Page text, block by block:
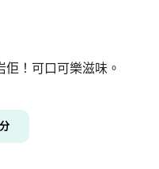
佢！可口可樂滋味。